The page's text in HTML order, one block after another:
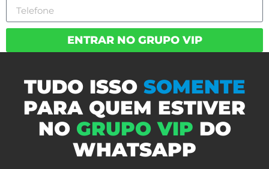
ENTRAR NO GRUPO VIP
TUDO ISSO SOMENTE
PARA QUEM ESTIVER
NO GRUPO VIP DO
WHATSAPP